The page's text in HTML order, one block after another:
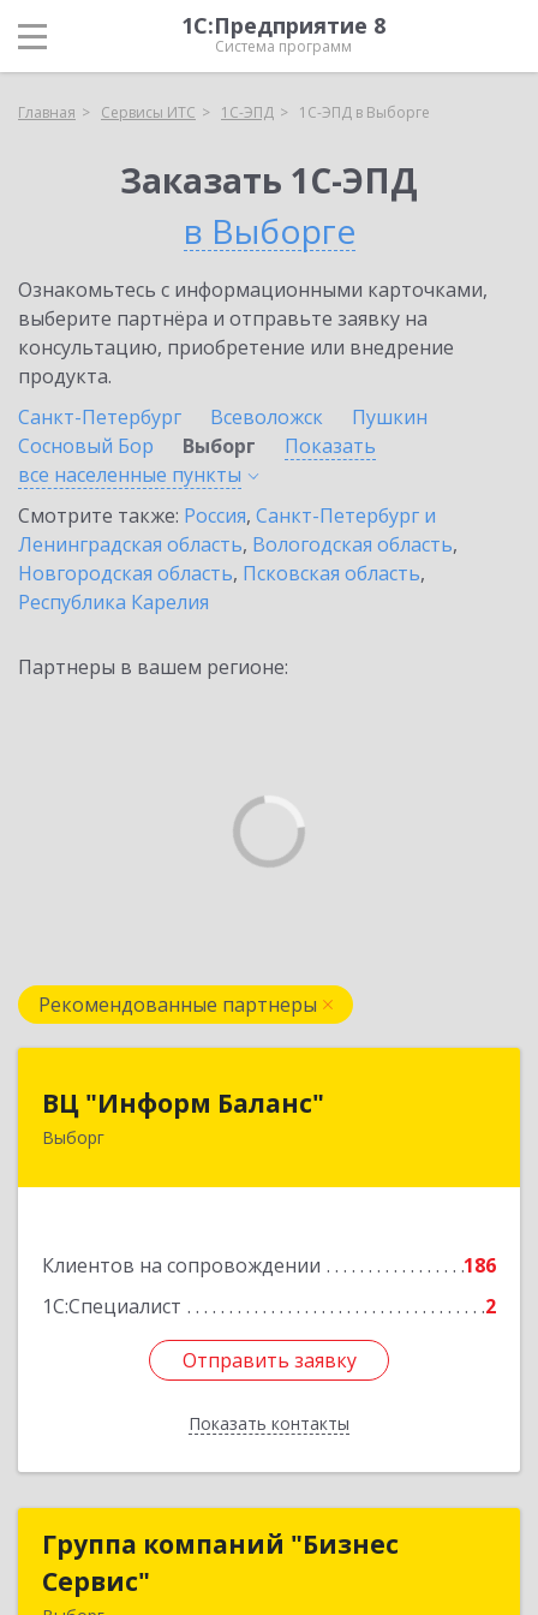
1С:Предприятие 8
Система программ
Главная Сервисы ИТС 1С-ЭПД 1С-ЭПД в Выборге
Заказать 1С-ЭПД
в Выборге
Ознакомьтесь с информационными карточками,
выберите партнёра и отправьте заявку на
консультацию, приобретение или внедрение
продукта.
Санкт-Петербург
Всеволожск
Пушкин
Сосновый Бор
Выборг
Показать
все населенные пункты
Смотрите также: Россия, Санкт-Петербург и
Ленинградская область, Вологодская область,
Новгородская область, Псковская область,
Республика Карелия
Партнеры в вашем регионе:
Рекомендованные партнеры
ВЦ "Информ Баланс"
Выборг
Клиентов на сопровождении
186
1С:Специалист
2
Отправить заявку
Показать контакты
188800, Ленинградская обл, Выборгский р-н,
Отправить заявку
Назад
Группа компаний "Бизнес
Сервис"
Группа компаний "Бизнес